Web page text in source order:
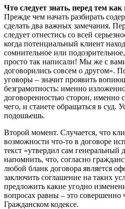
Что следует знать, перед тем
Прежде чем начать разбирать
сделать два важных замечания.
следует отнестись со всей
когда потенциальный клиент
сомнительное или
просто так написали! Мы же с
договорились совсем о другом».
уговоры – значит проявить
безграмотность: именно
договоренностью сторон, именно
чего, и станете обращаться в суд.
подошьешь.
Второй момент. Случается, что
возможности что-то в договоре
текст «утвердил сам генеральный
напомнить, что, согласно
любой бланк договора является
заключить соглашение на таких
предложить какие угодно
вопросах равны – это совершенно
Гражданском кодексе.